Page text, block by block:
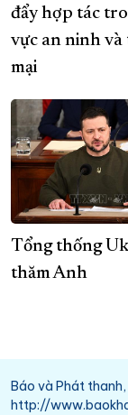
đẩy hợp tác
vực an ninh
mại
Tổng thống
thăm Anh
Báo và Phát
http://